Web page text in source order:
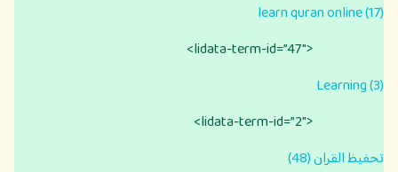
learn quran online (17)
<lidata-term-id=”47″>
Learning (3)
<lidata-term-id=”2″>
تحفيظ القران (48)